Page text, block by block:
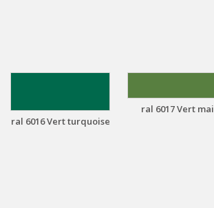
ral 6016 Vert turquoise
ral 6017 Vert mai